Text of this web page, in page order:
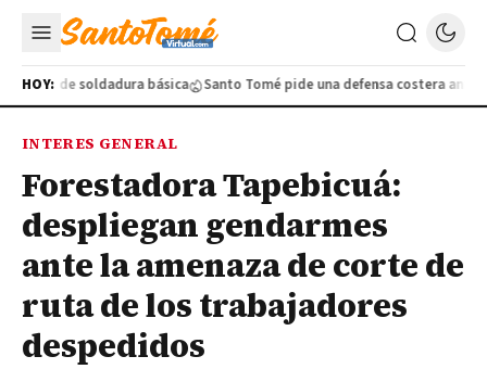
HOY:de soldadura básica Santo Tomé pide una defensa costera ante la
INTERES GENERAL
Forestadora Tapebicuá:
despliegan gendarmes
ante la amenaza de corte de
ruta de los trabajadores
despedidos